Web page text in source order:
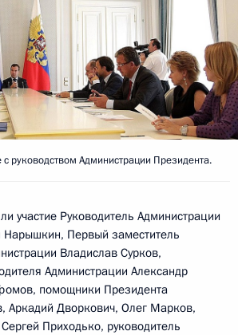
руководством Администрации Президента.
участие Руководитель Администрации
Нарышкин, Первый заместитель
Владислав Сурков,
Администрации Александр
помощники Президента
Аркадий Дворкович, Олег Марков,
Приходько, руководитель